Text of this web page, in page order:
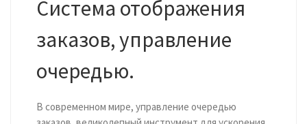
Система отображения
заказов, управление
очередью.
В современном мире, управление очередью